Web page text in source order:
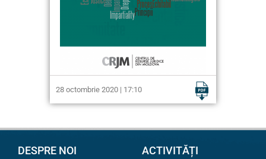
28 octombrie 2020 | 17:10
DESPRE NOI ACTIVITĂȚI